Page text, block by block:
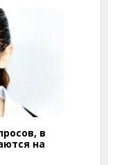
в
на